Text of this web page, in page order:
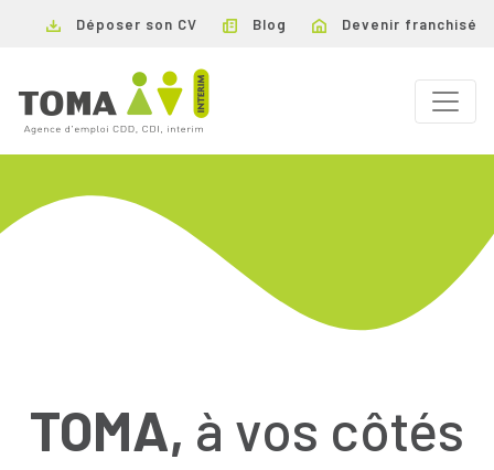
Déposer son CV Blog Devenir franchisé
TOMA, à vos côtés